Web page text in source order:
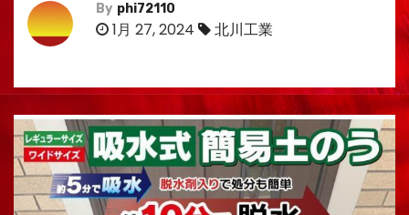
By phi72110
1月 27, 2024 北川工業